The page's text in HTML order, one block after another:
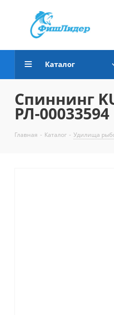
Каталог
Спиннинг
РЛ-00033594
Главная - Каталог - Удилища